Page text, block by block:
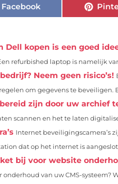
Facebook
Dell kopen is een goed
refurbished laptop is namelijk
Neem geen risico’s!
om gegevens te beveiligen.
zijn door uw archief
scannen en het te laten
Internet beveiligingscamera’s
dat op het internet is
bij voor website
van uw CMS-systeem?